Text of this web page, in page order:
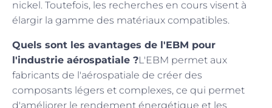
nickel. Toutefois, les recherches en cours visent à
élargir la gamme des matériaux compatibles.
Quels sont les avantages de l'EBM pour
l'industrie aérospatiale ?L'EBM permet aux
fabricants de l'aérospatiale de créer des
composants légers et complexes, ce qui permet
d'améliorer le rendement énergétique et les